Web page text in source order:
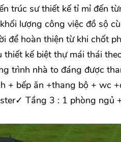
trúc sư thiết kế tỉ mỉ đến
lượng công việc đồ sộ
để hoàn thiện từ khi chốt
kế biệt thự mái thái
trình nhà to đáng được
+ bếp ăn +thang bộ + wc
Tầng 3 : 1 phòng ngủ